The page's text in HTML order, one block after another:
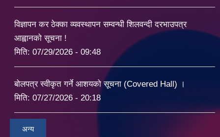
विज्ञापन कर ठेक्का व्यवस्थापन सम्वन्धी शिलवन्दी दरभाउपत्र
आह्वानको सूचना !
मिति: 07/29/2026 - 09:48
बोलपत्र स्वीकृत गर्ने आशयको सूचना (Covered Hall) ।
मिति: 07/27/2026 - 20:18
अन्य